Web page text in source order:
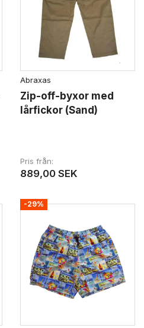
Abraxas
Zip-off-byxor med
lårfickor (Sand)
Pris från
889,00 SEK
-29%